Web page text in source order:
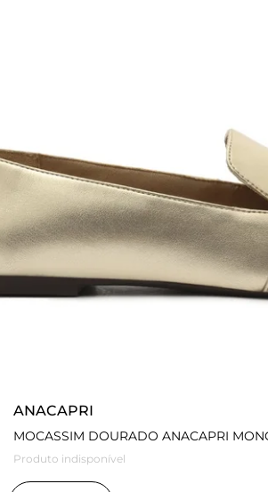
ANACAPRI
MOCASSIM DOURADO ANACAPRI
Produto indisponível